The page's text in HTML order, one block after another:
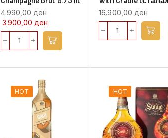
4.990,00ден
3.900,00 ден
16.900,00 ден
HOT HOT